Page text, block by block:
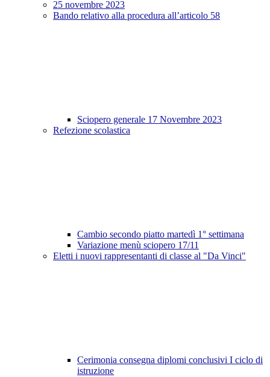
25 novembre 2023
Bando relativo alla procedura all’articolo 58
Sciopero generale 17 Novembre 2023
Refezione scolastica
Cambio secondo piatto martedì 1° settimana
Variazione menù sciopero 17/11
Eletti i nuovi rappresentanti di classe al "Da Vinci"
Cerimonia consegna diplomi conclusivi I ciclo di
istruzione